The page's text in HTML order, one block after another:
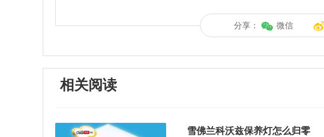
分享： 微信
相关阅读
雪佛兰科沃兹保养灯怎么归零